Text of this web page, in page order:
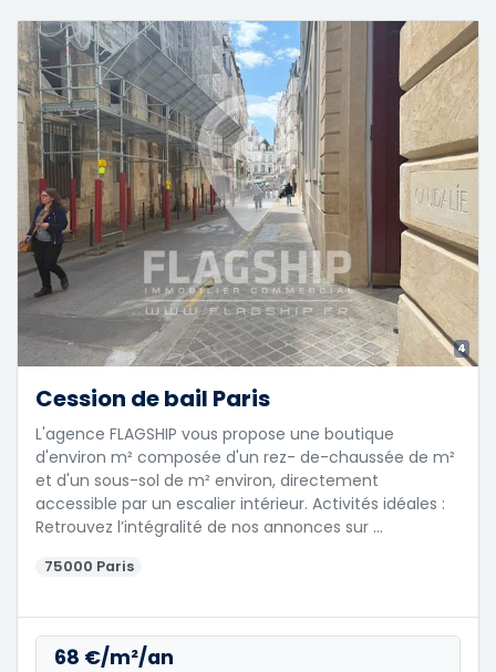
4
Cession de bail Paris
L'agence FLAGSHIP vous propose une boutique
d'environ m² composée d'un rez- de-chaussée de m²
et d'un sous-sol de m² environ, directement
accessible par un escalier intérieur. Activités idéales :
Retrouvez l’intégralité de nos annonces sur …
75000 Paris
68 €/m²/an